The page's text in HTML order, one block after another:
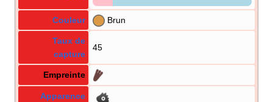
Couleur Brun
Taux de
capture
45
Empreinte
Apparence